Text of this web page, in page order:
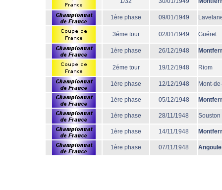
1ère phase 09/01/1949
3éme tour 02/01/1949 Guéret
1ère phase 26/12/1948
2éme tour 19/12/1948 Riom
1ère phase 12/12/1948 Mont-
1ère phase 05/12/1948
1ère phase 28/11/1948 Souston
1ère phase 14/11/1948
1ère phase 07/11/1948